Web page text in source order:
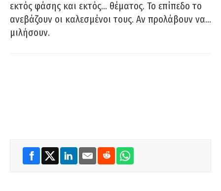
εκτός φάσης και εκτός… θέματος. Το επίπεδο το
ανεβάζουν οι καλεσμένοι τους. Αν προλάβουν να…
μιλήσουν.